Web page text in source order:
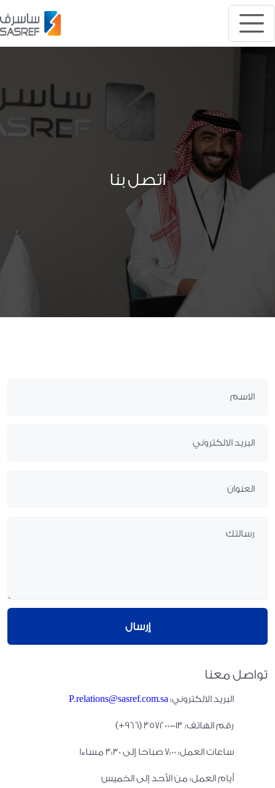
اتصل بنا
إرسال
تواصل معنا
البريد الالكتروني:P.relations@sasref.com.sa
رقم الهاتف: ١۳-۳٥۷٢٠۰ (۹٦٦+)
ساعات العمل: 7:00 صباحا إلى 3:30 مساءا
أيام العمل: من الأحد إلى الخميس